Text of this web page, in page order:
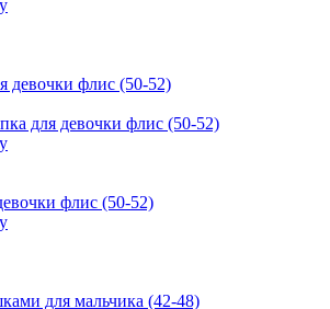
для девочки флис (50-52)
флис (50-52)